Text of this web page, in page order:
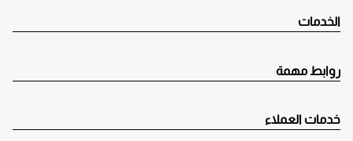
الخدمات
روابط مهمة
خدمات العملاء